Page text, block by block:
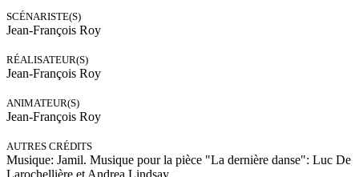
SCÉNARISTE(S)
Jean-François Roy
RÉALISATEUR(S)
Jean-François Roy
ANIMATEUR(S)
Jean-François Roy
AUTRES CRÉDITS
Musique: Jamil. Musique pour la pièce "La dernière danse": Luc De
Larochellière et Andrea Lindsay